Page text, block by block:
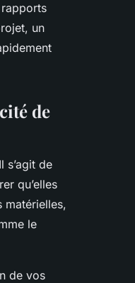
un
de
s’agit de
qu’elles
matérielles,
le
de vos